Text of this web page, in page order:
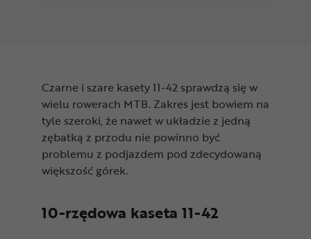
Czarne i szare kasety 11-42 sprawdzą się w
wielu rowerach MTB. Zakres jest bowiem na
tyle szeroki, że nawet w układzie z jedną
zębatką z przodu nie powinno być
problemu z podjazdem pod zdecydowaną
większość górek.
10-rzędowa kaseta 11-42